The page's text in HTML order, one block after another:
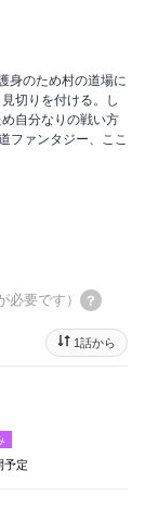
身のため村の道場に
切りを付ける。し
自分なりの戦い方
ファンタジー、ここ
必要です）
1話から
予定